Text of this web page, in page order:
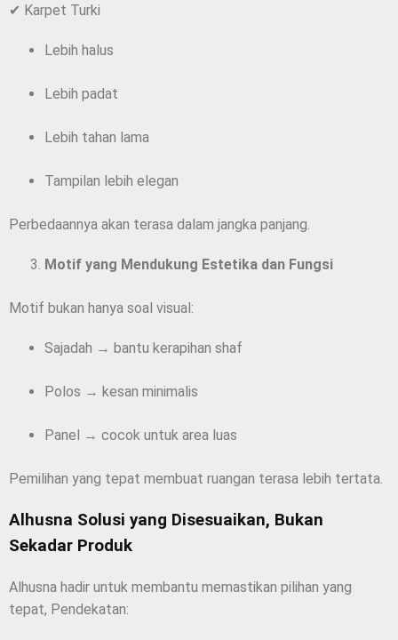
✔ Karpet Turki
Lebih halus
Lebih padat
Lebih tahan lama
Tampilan lebih elegan
Perbedaannya akan terasa dalam jangka panjang.
Motif yang Mendukung Estetika dan Fungsi
Motif bukan hanya soal visual:
Sajadah → bantu kerapihan shaf
Polos → kesan minimalis
Panel → cocok untuk area luas
Pemilihan yang tepat membuat ruangan terasa lebih tertata.
Alhusna Solusi yang Disesuaikan, Bukan
Sekadar Produk
Alhusna hadir untuk membantu memastikan pilihan yang
tepat, Pendekatan: